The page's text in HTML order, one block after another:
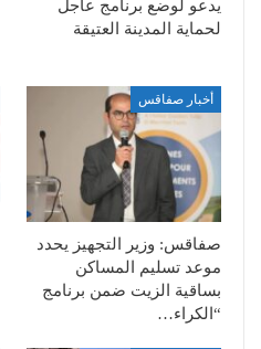
يدعو لوضع برنامج عاجل
لحماية المدينة العتيقة
أخبار صفاقس
صفاقس: وزير التجهيز يحدد
موعد تسليم المساكن
بساقية الزيت ضمن برنامج
“الكراء…